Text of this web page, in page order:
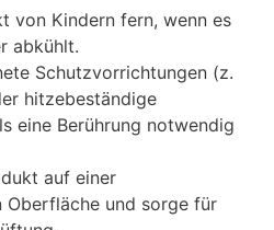
von Kindern fern, wenn es
abkühlt.
Schutzvorrichtungen (z.
hitzebeständige
eine Berührung notwendig
auf einer
Oberfläche und sorge für